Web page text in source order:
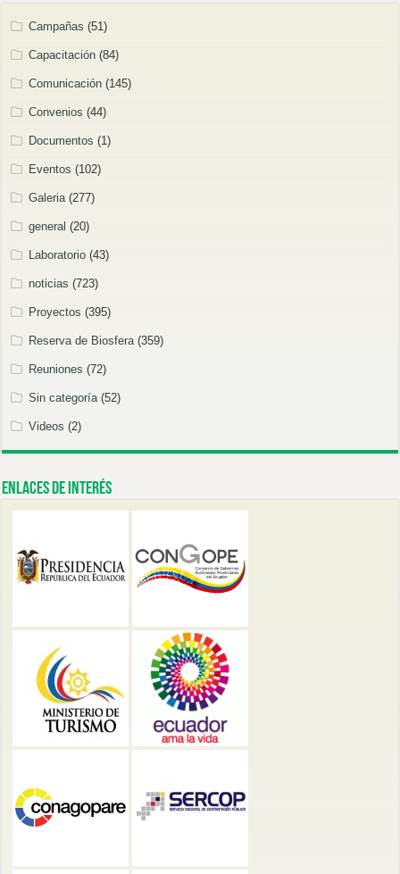
Campañas (51)
Capacitación (84)
Comunicación (145)
Convenios (44)
Documentos (1)
Eventos (102)
Galeria (277)
general (20)
Laboratorio (43)
noticias (723)
Proyectos (395)
Reserva de Biosfera (359)
Reuniones (72)
Sin categoría (52)
Videos (2)
Enlaces de Interés